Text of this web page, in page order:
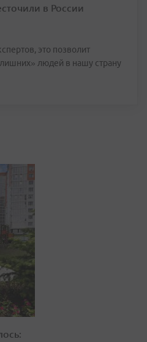
в России
это позволит
людей в нашу страну